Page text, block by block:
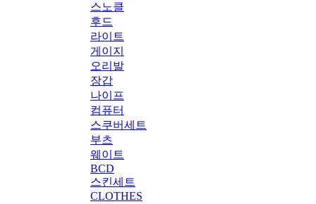
스노클
후드
라이트
게이지
오리발
장갑
나이프
컴퓨터
스쿠버세트
부츠
웨이트
BCD
스킨세트
CLOTHES